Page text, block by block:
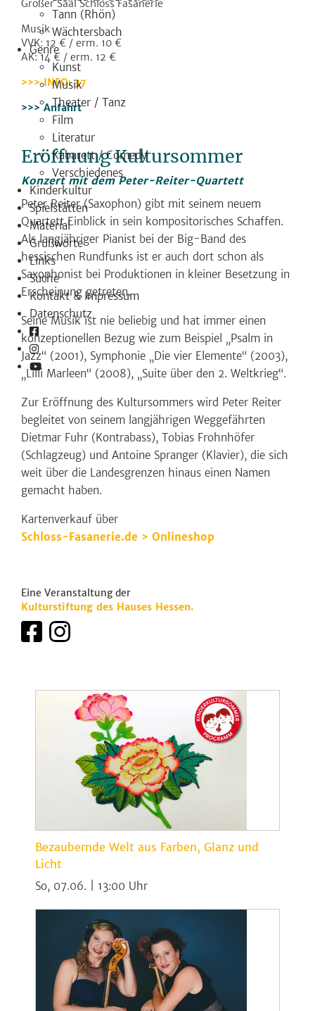
Tann (Rhön)
Wächtersbach
Genre
Kunst
Musik
Theater / Tanz
Film
Literatur
Kabarett / Comedy
Verschiedenes
Kinderkultur
Spielstätten
Material
Grußworte
Links
Suche
Kontakt & Impressum
Datenschutz
Großer Saal Schloss Fasanerie
Musik
VVK: 12 € / erm. 10 €
AK: 14 € / erm. 12 €
INFO: 37
Anfahrt
Eröffnung Kultursommer
Konzert mit dem Peter-Reiter-Quartett
Peter Reiter (Saxophon) gibt mit seinem neuem
Quartett Einblick in sein kompositorisches Schaffen.
Als langjähriger Pianist bei der Big-Band des
hessischen Rundfunks ist er auch dort schon als
Saxophonist bei Produktionen in kleiner Besetzung in
Erscheinung getreten.
Seine Musik ist nie beliebig und hat immer einen
konzeptionellen Bezug wie zum Beispiel „Psalm in
Jazz“ (2001), Symphonie „Die vier Elemente“ (2003),
„Lilli Marleen“ (2008), „Suite über den 2. Weltkrieg“.
Zur Eröffnung des Kultursommers wird Peter Reiter
begleitet von seinem langjährigen Weggefährten
Dietmar Fuhr (Kontrabass), Tobias Frohnhöfer
(Schlagzeug) und Antoine Spranger (Klavier), die sich
weit über die Landesgrenzen hinaus einen Namen
gemacht haben.
Kartenverkauf über
Schloss-Fasanerie.de > Onlineshop
Eine Veranstaltung der
Kulturstiftung des Hauses Hessen.
Bezaubernde Welt aus Farben, Glanz und
Licht
So, 07.06. | 13:00